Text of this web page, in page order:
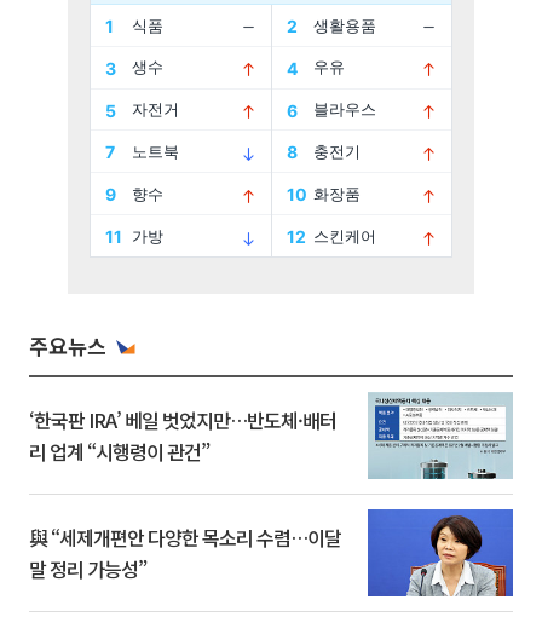
주요뉴스
‘한국판 IRA’ 베일 벗었지만…반도체·배터
리 업계 “시행령이 관건”
與 “세제개편안 다양한 목소리 수렴…이달
말 정리 가능성”